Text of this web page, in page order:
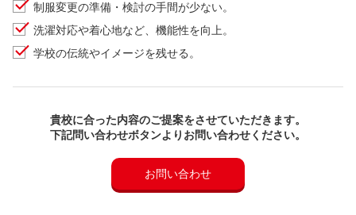
制服変更の準備・検討の手間が少ない。
洗濯対応や着心地など、機能性を向上。
学校の伝統やイメージを残せる。
貴校に合った内容のご提案をさせていただきます。
下記問い合わせボタンよりお問い合わせください。
お問い合わせ